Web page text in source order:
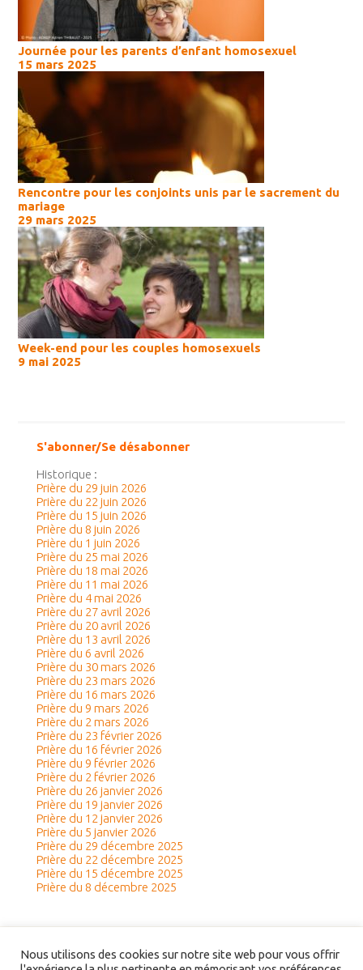
Journée pour les parents d’enfant homosexuel
15 mars 2025
Rencontre pour les conjoints unis par le sacrement du
mariage
29 mars 2025
Week-end pour les couples homosexuels
9 mai 2025
S'abonner/Se désabonner
Historique :
Prière du 29 juin 2026
Prière du 22 juin 2026
Prière du 15 juin 2026
Prière du 8 juin 2026
Prière du 1 juin 2026
Prière du 25 mai 2026
Prière du 18 mai 2026
Prière du 11 mai 2026
Prière du 4 mai 2026
Prière du 27 avril 2026
Prière du 20 avril 2026
Prière du 13 avril 2026
Prière du 6 avril 2026
Prière du 30 mars 2026
Prière du 23 mars 2026
Prière du 16 mars 2026
Prière du 9 mars 2026
Prière du 2 mars 2026
Prière du 23 février 2026
Prière du 16 février 2026
Prière du 9 février 2026
Prière du 2 février 2026
Prière du 26 janvier 2026
Prière du 19 janvier 2026
Prière du 12 janvier 2026
Prière du 5 janvier 2026
Prière du 29 décembre 2025
Prière du 22 décembre 2025
Prière du 15 décembre 2025
Prière du 8 décembre 2025
Nous utilisons des cookies sur notre site web pour vous offrir